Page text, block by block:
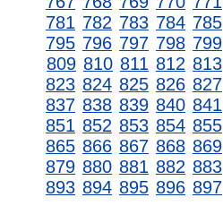
781 782 783 784 785
795 796 797 798 799
809 810 811 812 813
823 824 825 826 827
837 838 839 840 841
851 852 853 854 855
865 866 867 868 869
879 880 881 882 883
893 894 895 896 897